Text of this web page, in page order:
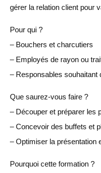
gérer la relation client pour
Pour qui ?
– Bouchers et charcutiers
– Employés de rayon ou
– Responsables souhaitant
Que saurez-vous faire ?
– Découper et préparer les
– Concevoir des buffets et
– Optimiser la présentation
Pourquoi cette formation ?